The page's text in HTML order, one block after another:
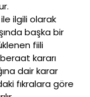
ilgili olarak
başka bir
fiili
kararı
dair karar
fıkralara göre